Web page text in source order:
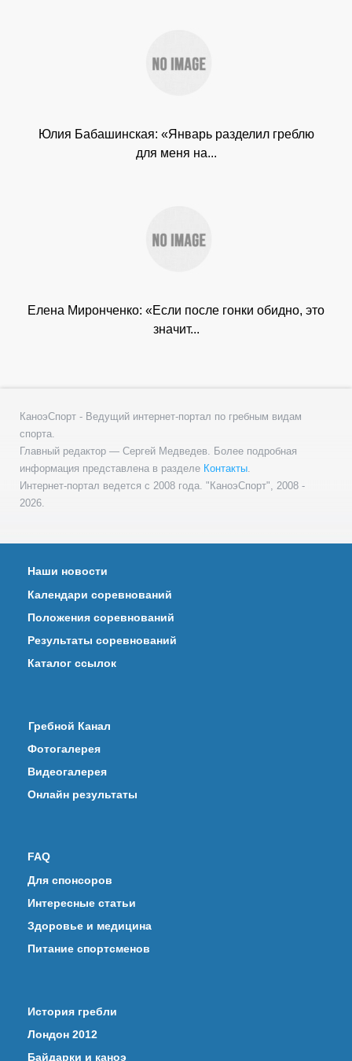
Юлия Бабашинская: «Январь разделил греблю
для меня на...
Елена Миронченко: «Если после гонки обидно, это
значит...
КаноэСпорт - Ведущий интернет-портал по гребным видам
спорта.
Главный редактор — Сергей Медведев. Более подробная
информация представлена в разделе Контакты.
Интернет-портал ведется с 2008 года. "КаноэСпорт", 2008 -
2026.
Наши новости
Календари соревнований
Положения соревнований
Результаты соревнований
Каталог ссылок
Гребной Канал
Фотогалерея
Видеогалерея
Онлайн результаты
FAQ
Для спонсоров
Интересные статьи
Здоровье и медицина
Питание спортсменов
История гребли
Лондон 2012
Байдарки и каноэ